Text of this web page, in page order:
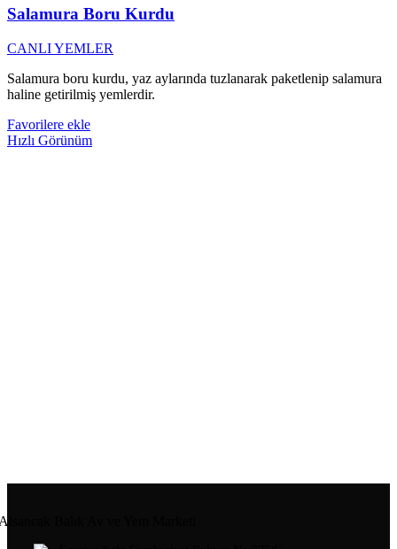
Salamura Boru Kurdu
CANLI YEMLER
Salamura boru kurdu, yaz aylarında tuzlanarak paketlenip salamura
haline getirilmiş yemlerdir.
Favorilere ekle
Hızlı Görünüm
Balık Av ve Yem Marketi